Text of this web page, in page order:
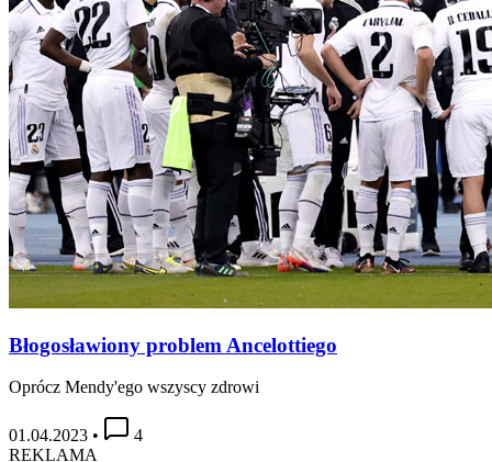
Błogosławiony problem Ancelottiego
Oprócz Mendy'ego wszyscy zdrowi
01.04.2023 •
4
REKLAMA